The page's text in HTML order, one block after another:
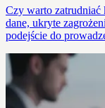
Czy warto zatrudniać
dane, ukryte
podejście do